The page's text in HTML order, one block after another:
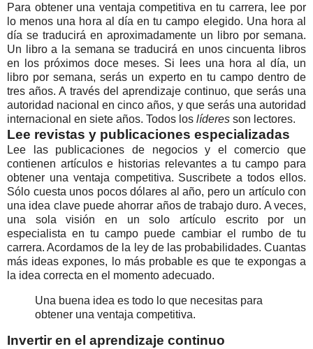
Para obtener una ventaja competitiva en tu carrera, lee por
lo menos una hora al día en tu campo elegido. Una hora al
día se traducirá en aproximadamente un libro por semana.
Un libro a la semana se traducirá en unos cincuenta libros
en los próximos doce meses. Si lees una hora al día, un
libro por semana, serás un experto en tu campo dentro de
tres años. A través del aprendizaje continuo, que serás una
autoridad nacional en cinco años, y que serás una autoridad
internacional en siete años. Todos los líderes son lectores.
Lee revistas y publicaciones especializadas
Lee las publicaciones de negocios y el comercio que
contienen artículos e historias relevantes a tu campo para
obtener una ventaja competitiva. Suscribete a todos ellos.
Sólo cuesta unos pocos dólares al año, pero un artículo con
una idea clave puede ahorrar años de trabajo duro. A veces,
una sola visión en un solo artículo escrito por un
especialista en tu campo puede cambiar el rumbo de tu
carrera. Acordamos de la ley de las probabilidades. Cuantas
más ideas expones, lo más probable es que te expongas a
la idea correcta en el momento adecuado.
Una buena idea es todo lo que necesitas para
obtener una ventaja competitiva.
Invertir en el aprendizaje continuo